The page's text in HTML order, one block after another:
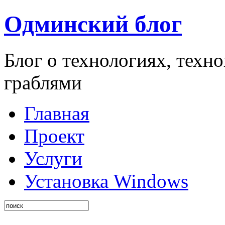
Одминский блог
Блог о технологиях,
граблями
Главная
Проект
Услуги
Установка Windows